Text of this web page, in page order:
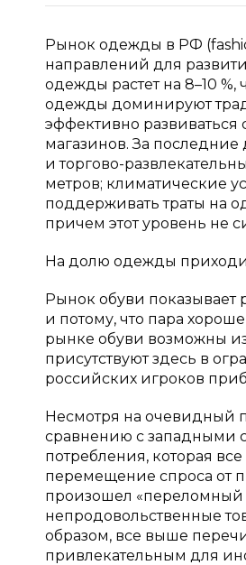
Рынок одежды в РФ
направлений для
одежды растет на 8–10 %,
одежды доминируют
эффективно
магазинов. За последние
и торгово-
метров; климатические
поддерживать траты на
причем этот уровень не
На долю одежды
Рынок обуви показывает
и потому, что пара
рынке обуви возможны
присутствуют здесь в
российских игроков
Несмотря на очевидный
сравнению с западными
потребления, которая
перемещение спроса от
произошел «переломный
непродовольственные
образом, все выше
привлекательным для